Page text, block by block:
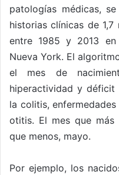
patologías médicas,
historias clínicas de
entre 1985 y 2013
Nueva York. El
el mes de
hiperactividad y déficit
la colitis,
otitis. El mes que
que menos, mayo.
Por ejemplo, los